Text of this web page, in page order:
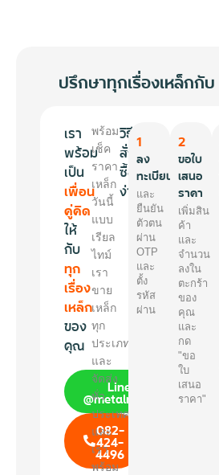
ปรึกษาทุกเรื่องเหล็กกับ
เรา
พร้อม
เป็น
เพื่อน
คู่คิด
ให้
กับ
ทุก
เรื่อง
เหล็ก
ของ
คุณ
Line
@metalmate
082-
424-
4496
พร้อม
เช็ค
ราคา
เหล็ก
วันนี้
แบบ
เรียล
ไทม์
เรา
ขาย
เหล็ก
ทุก
ประเภท
และ
จัดส่ง
ทั่ว
ประเทศ
และ
เรา
พร้อม
วิธี
สั่ง
ซื้อ
ง่ายๆ
1
ลง
ทะเบียน
และ
ยืนยัน
ตัวตน
ผ่าน
OTP
และ
ตั้ง
รหัส
ผ่าน
2
ขอใบ
เสนอ
ราคา
เพิ่มสิน
ค้า
และ
จำนวน
ลงใน
ตะกร้า
ของ
คุณ
และ
กด
"ขอ
ใบ
เสนอ
ราคา"